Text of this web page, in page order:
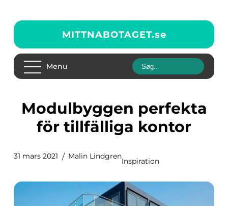
MITTNABOTAGET.se
Menu
Modulbyggen perfekta
för tillfälliga kontor
31 mars 2021 Malin Lindgren
Inspiration